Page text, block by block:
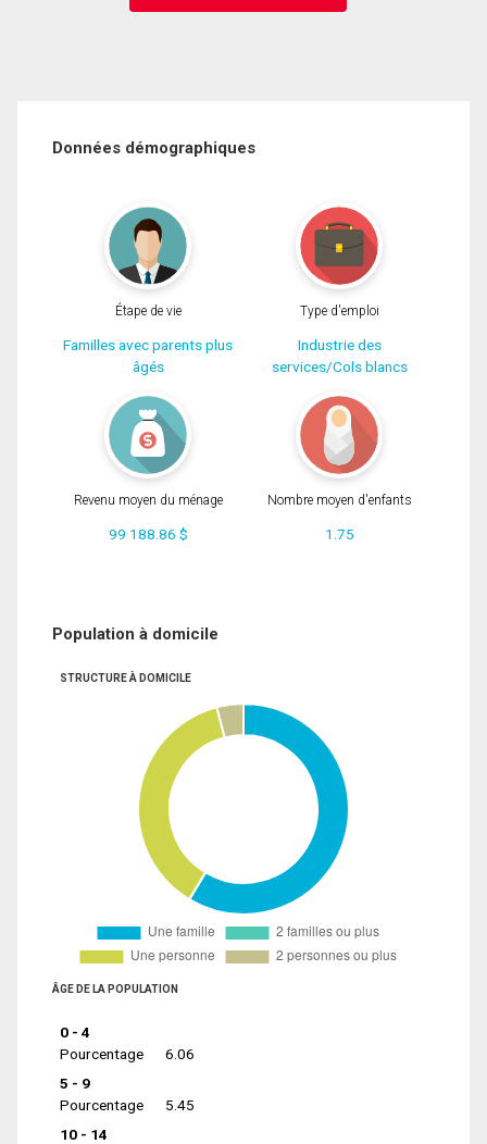
Données démographiques
Étape de vie
Familles avec parents plus
âgés
Type d'emploi
Industrie des
services/Cols blancs
Revenu moyen du ménage
99 188.86 $
Nombre moyen d'enfants
1.75
Population à domicile
STRUCTURE À DOMICILE
ÂGE DE LA POPULATION
0 - 4
Pourcentage
6.06
5 - 9
Pourcentage
5.45
10 - 14